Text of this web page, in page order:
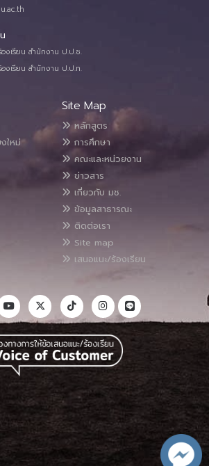
งเรียน สำนักงาน ป.ป.ช.
งเรียน สำนักงาน ป.ป.ท.
ใหม่
Site Map
หลักสูตร
การศึกษา
คณะและหน่วยงาน
ข่าวสาร
เกี่ยวกับ มช.
ข้อมูลสาธารณะ
ติดต่อเรา
Site map
เสนอแนะ/ร้องเรียน